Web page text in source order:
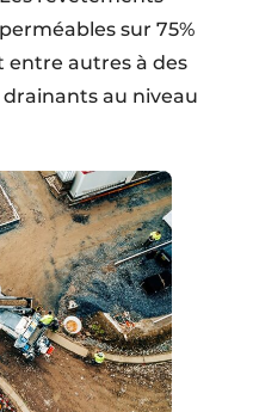
sur 75%
entre autres à des
au niveau